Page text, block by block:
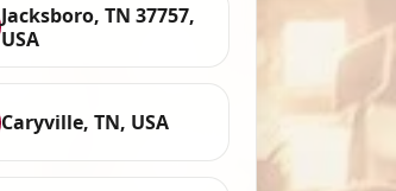
Jacksboro, TN 37757,
USA
Caryville, TN, USA